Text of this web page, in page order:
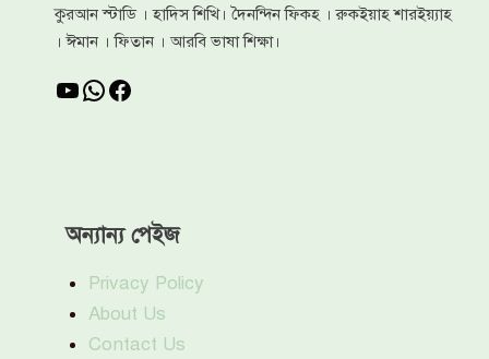
কুরআন স্টাডি । হাদিস শিখি। দৈনন্দিন ফিকহ । রুকইয়াহ শারইয়্যাহ
। ঈমান । ফিতান । আরবি ভাষা শিক্ষা।
YouTube
WhatsApp
Facebook
অন্যান্য পেইজ
Privacy Policy
About Us
Contact Us